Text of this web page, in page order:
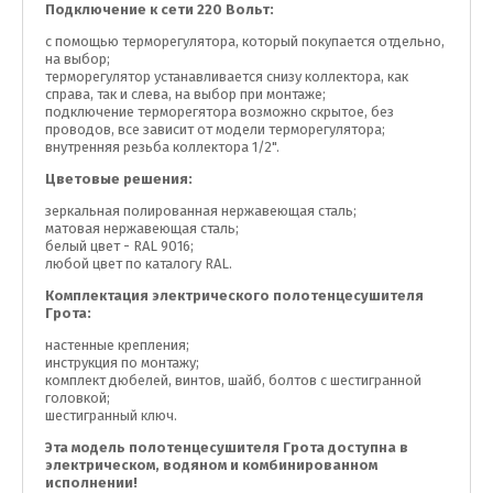
Подключение к сети 220 Вольт:
с помощью терморегулятора, который покупается отдельно,
на выбор;
терморегулятор устанавливается снизу коллектора, как
справа, так и слева, на выбор при монтаже;
подключение терморегятора возможно скрытое, без
проводов, все зависит от модели терморегулятора;
внутренняя резьба коллектора 1/2".
Цветовые решения:
зеркальная полированная нержавеющая сталь;
матовая нержавеющая сталь;
белый цвет - RAL 9016;
любой цвет по каталогу RAL.
Комплектация электрического полотенцесушителя
Грота:
настенные крепления;
инструкция по монтажу;
комплект дюбелей, винтов, шайб, болтов с шестигранной
головкой;
шестигранный ключ.
Эта модель полотенцесушителя Грота доступна в
электрическом, водяном и комбинированном
исполнении!